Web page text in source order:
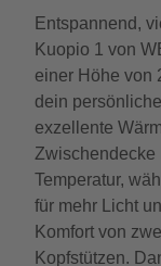
Entspannend,
Kuopio 1 von
einer Höhe von
dein
exzellente
Zwischendecke
Temperatur,
für mehr Licht
Komfort von
Kopfstützen.